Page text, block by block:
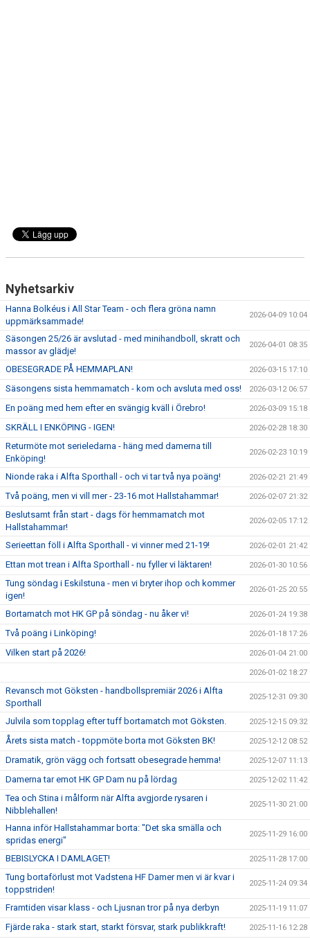
Nyhetsarkiv
Hanna Bolkéus i All Star Team - och flera gröna namn
uppmärksammade!
2026-04-09 10:04
Säsongen 25/26 är avslutad - med minihandboll, skratt och
massor av glädje!
2026-04-01 08:35
OBESEGRADE PÅ HEMMAPLAN! 2026-03-15 17:10
Säsongens sista hemmamatch - kom och avsluta med oss! 2026-03-12 06:57
En poäng med hem efter en svängig kväll i Örebro! 2026-03-09 15:18
SKRÄLL I ENKÖPING - IGEN! 2026-02-28 18:30
Returmöte mot serieledarna - häng med damerna till
Enköping!
2026-02-23 10:19
Nionde raka i Alfta Sporthall - och vi tar två nya poäng! 2026-02-21 21:49
Två poäng, men vi vill mer - 23-16 mot Hallstahammar! 2026-02-07 21:32
Beslutsamt från start - dags för hemmamatch mot
Hallstahammar!
2026-02-05 17:12
Serieettan föll i Alfta Sporthall - vi vinner med 21-19! 2026-02-01 21:42
Ettan mot trean i Alfta Sporthall - nu fyller vi läktaren! 2026-01-30 10:56
Tung söndag i Eskilstuna - men vi bryter ihop och kommer
igen!
2026-01-25 20:55
Bortamatch mot HK GP på söndag - nu åker vi! 2026-01-24 19:38
Två poäng i Linköping! 2026-01-18 17:26
Vilken start på 2026! 2026-01-04 21:00
2026-01-02 18:27
Revansch mot Göksten - handbollspremiär 2026 i Alfta
Sporthall
2025-12-31 09:30
Julvila som topplag efter tuff bortamatch mot Göksten. 2025-12-15 09:32
Årets sista match - toppmöte borta mot Göksten BK! 2025-12-12 08:52
Dramatik, grön vägg och fortsatt obesegrade hemma! 2025-12-07 11:13
Damerna tar emot HK GP Dam nu på lördag 2025-12-02 11:42
Tea och Stina i målform när Alfta avgjorde rysaren i
Nibblehallen!
2025-11-30 21:00
Hanna inför Hallstahammar borta: "Det ska smälla och
spridas energi"
2025-11-29 16:00
BEBISLYCKA I DAMLAGET! 2025-11-28 17:00
Tung bortaförlust mot Vadstena HF Damer men vi är kvar i
toppstriden!
2025-11-24 09:34
Framtiden visar klass - och Ljusnan tror på nya derbyn 2025-11-19 11:07
Fjärde raka - stark start, starkt försvar, stark publikkraft! 2025-11-16 12:28